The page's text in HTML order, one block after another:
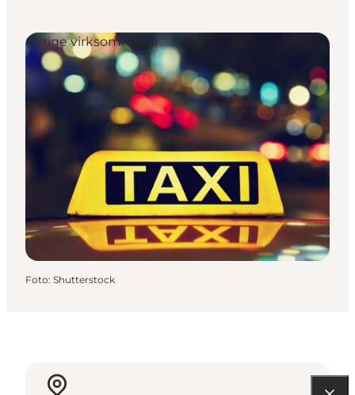
Se og oplev
Byer
Events
Udforsk
Øvrige virksomheder
Foto: Shutterstock